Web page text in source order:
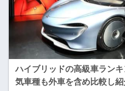
ハイブリッドの高級車ラン
気車種も外車を含め比較し紹